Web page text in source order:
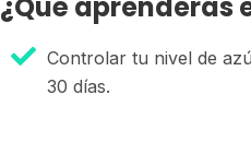
Controlar tu nivel de
30 días.